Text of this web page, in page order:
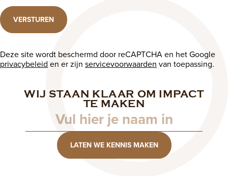
VERSTUREN
Deze site wordt beschermd door reCAPTCHA en het Google
privacybeleid en er zijn servicevoorwaarden van toepassing.
WIJ STAAN KLAAR OM IMPACT
TE MAKEN
Naam
LATEN WE KENNIS MAKEN